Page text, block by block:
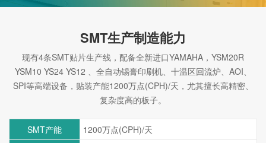
SMT生产制造能力
现有4条SMT贴片生产线，配备全新进口YAMAHA，YSM20R
YSM10 YS24 YS12 、全自动锡膏印刷机、十温区回流炉、AOI、
SPI等高端设备，贴装产能1200万点(CPH)/天，尤其擅长高精密、
复杂度高的板子。
SMT产能
1200万点(CPH)/天